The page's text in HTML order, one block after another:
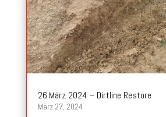
26.März 2024 – Dirtline Restore
März 27, 2024